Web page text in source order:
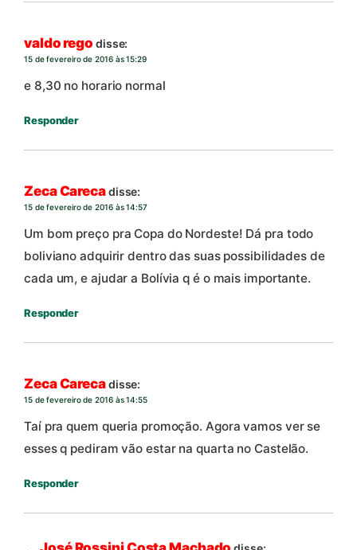
valdo rego disse:
15 de fevereiro de 2016 às 15:29
e 8,30 no horario normal
Responder
Zeca Carecadisse:
15 de fevereiro de 2016 às 14:57
Um bom preço pra Copa do Nordeste! Dá pra todo
boliviano adquirir dentro das suas possibilidades de
cada um, e ajudar a Bolívia q é o mais importante.
Responder
Zeca Carecadisse:
15 de fevereiro de 2016 às 14:55
Taí pra quem queria promoção. Agora vamos ver se
esses q pediram vão estar na quarta no Castelão.
Responder